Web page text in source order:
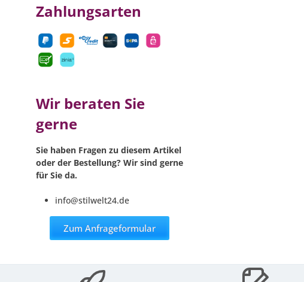
Zahlungsarten
Wir beraten Sie
gerne
Sie haben Fragen zu diesem Artikel
oder der Bestellung? Wir sind gerne
für Sie da.
info@stilwelt24.de
Zum Anfrageformular